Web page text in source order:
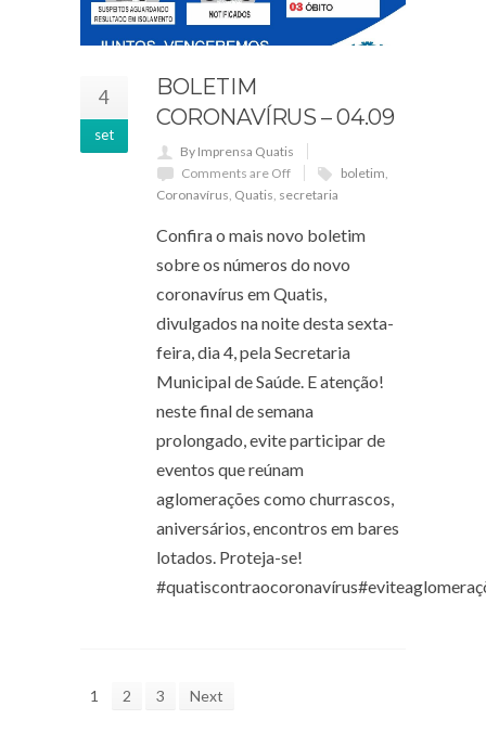
4
set
BOLETIM
CORONAVÍRUS – 04.09
By Imprensa Quatis
Comments are Off
boletim
Coronavírus Quatis secretaria
Confira o mais novo boletim
sobre os números do novo
coronavírus em Quatis,
divulgados na noite desta sexta-
feira, dia 4, pela Secretaria
Municipal de Saúde. E atenção!
neste final de semana
prolongado, evite participar de
eventos que reúnam
aglomerações como churrascos,
aniversários, encontros em bares
lotados. Proteja-se!
1 2 3 Next